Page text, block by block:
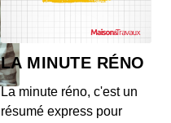
LA MINUTE RÉNO
La minute réno, c'est un
résumé express pour